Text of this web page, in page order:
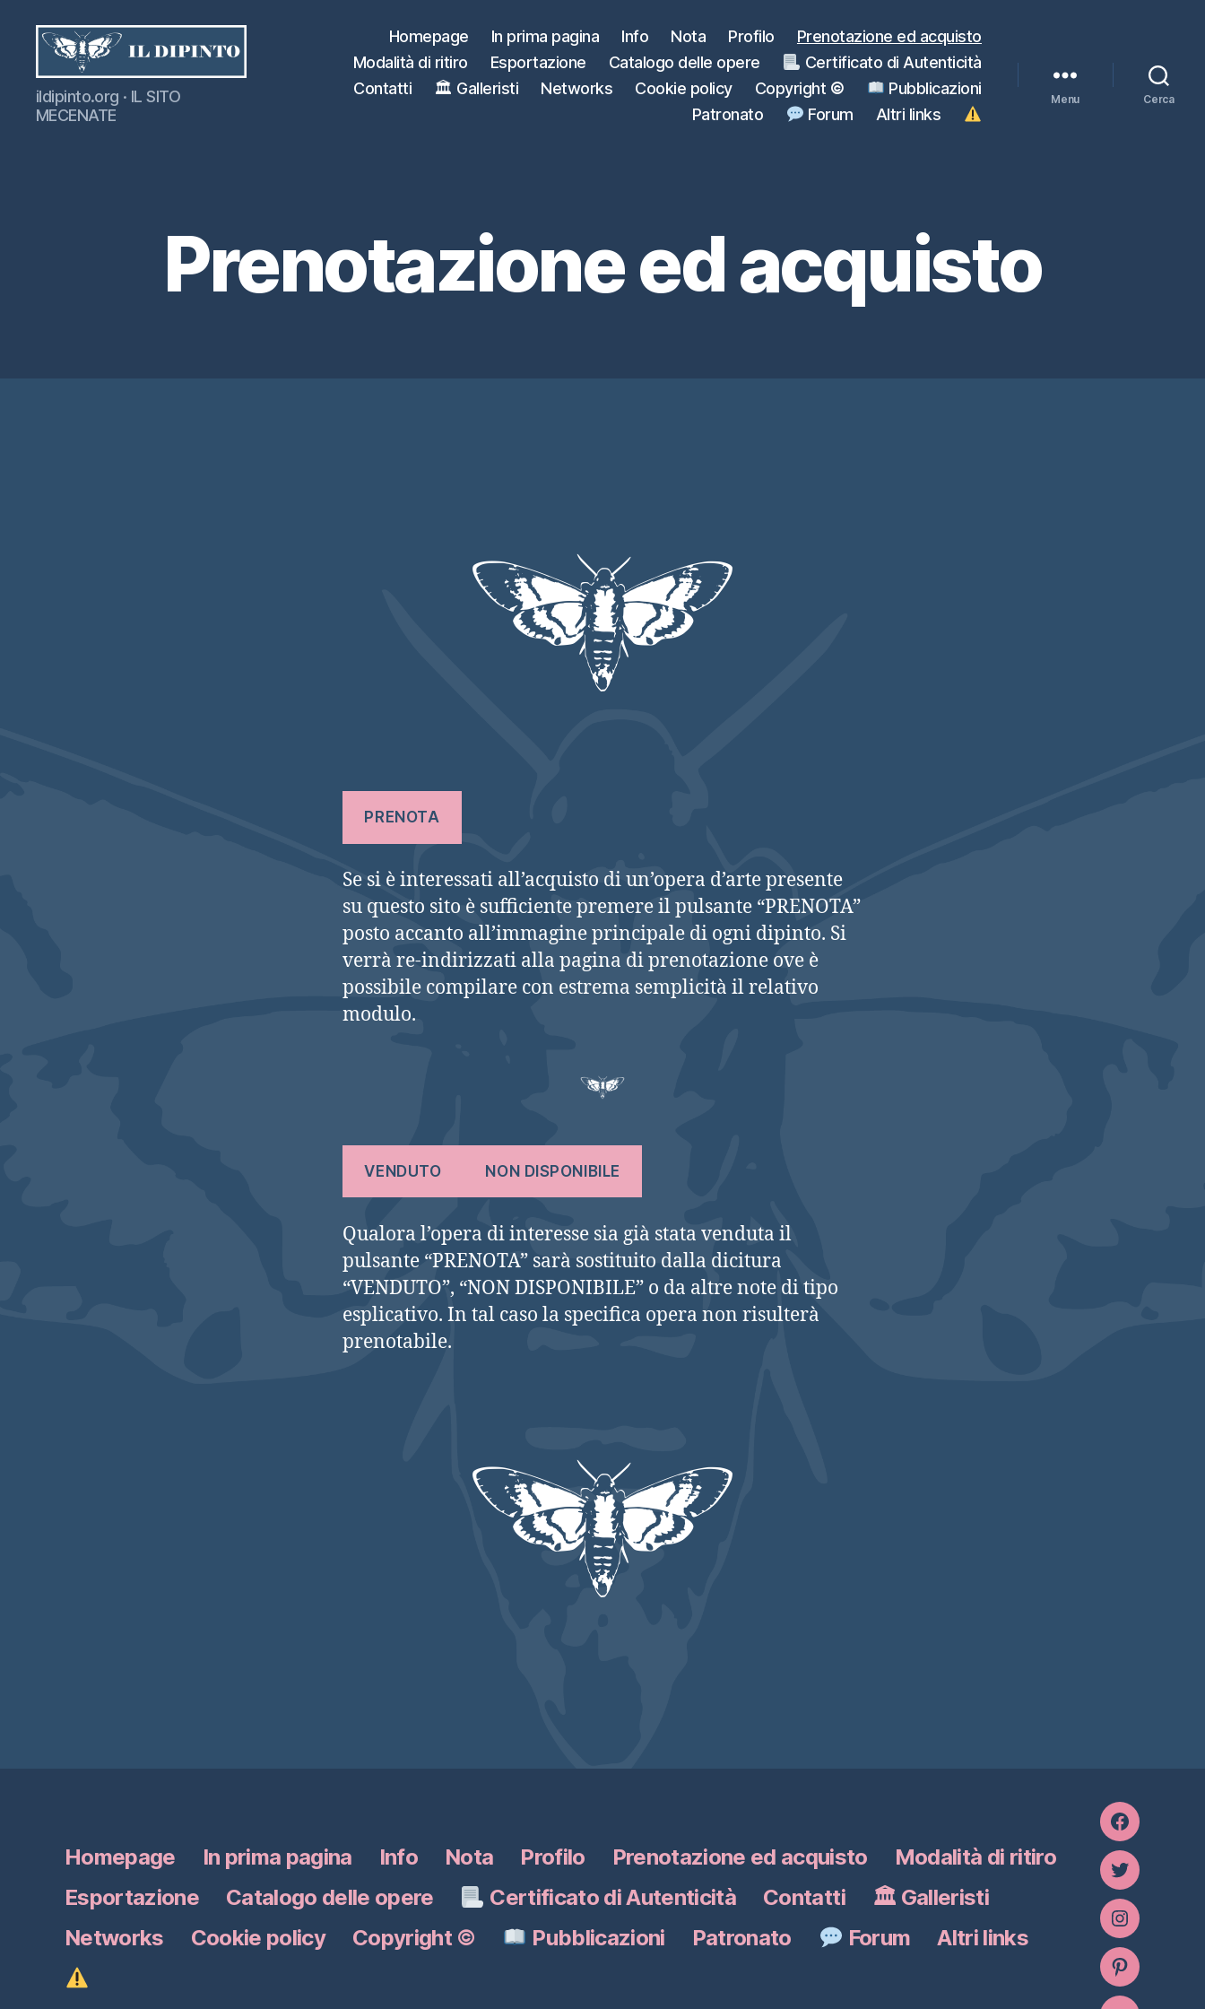
IL
DIPINTO
ildipinto.org · IL SITO
MECENATE
Homepage In prima pagina Info Nota Profilo
Prenotazione ed acquisto
Modalità di ritiro
Esportazione Catalogo delle opere
Certificato di Autenticità
Contatti
🏛 Galleristi Networks Cookie policy Copyright ©
Pubblicazioni
Patronato
Forum Altri links
Menu Cerca
Prenotazione ed acquisto
PRENOTA
Se si è interessati all’acquisto di un’opera d’arte presente
su questo sito è sufficiente premere il pulsante “PRENOTA”
posto accanto all’immagine principale di ogni dipinto. Si
verrà re-indirizzati alla pagina di prenotazione ove è
possibile compilare con estrema semplicità il relativo
modulo.
VENDUTO NON DISPONIBILE
Qualora l’opera di interesse sia già stata venduta il
pulsante “PRENOTA” sarà sostituito dalla dicitura
“VENDUTO”, “NON DISPONIBILE” o da altre note di tipo
esplicativo. In tal caso la specifica opera non risulterà
prenotabile.
Homepage In prima pagina Info Nota Profilo Prenotazione ed acquisto
Modalità di ritiro
Esportazione
Catalogo delle opere Certificato di Autenticità Contatti
🏛 Galleristi
Networks
Cookie policy Copyright © Pubblicazioni Patronato Forum Altri links
Facebook
Twitter
Instagram
Pinterest